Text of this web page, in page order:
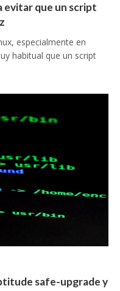
evitar que un script
especialmente en
habitual que un script
safe-upgrade y